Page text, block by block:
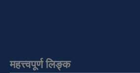
महत्त्वपूर्ण लिङ्क